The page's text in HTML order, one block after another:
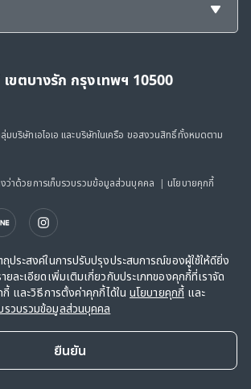
ขตบางรัก กรุงเทพฯ 10500
บริษัทเอไอเอ และบริษัทในเครือ ขอสงวนสิทธิ์ทั้งหมดตาม
ว่าด้วยการเก็บรวบรวมข้อมูลส่วนบุคคล | นโยบายคุกกี้
ประสงค์ในการปรับปรุงประสบการณ์ของผู้ใช้ให้ดียิ่ง
ยละเอียดเพิ่มเติมเกี่ยวกับประเภทของคุกกี้ที่เราจัด
กี้ และวิธีการตั้งค่าคุกกี้ได้ใน นโยบายคุกกี้และ
รวบรวมข้อมูลส่วนบุคคล
ยืนยัน